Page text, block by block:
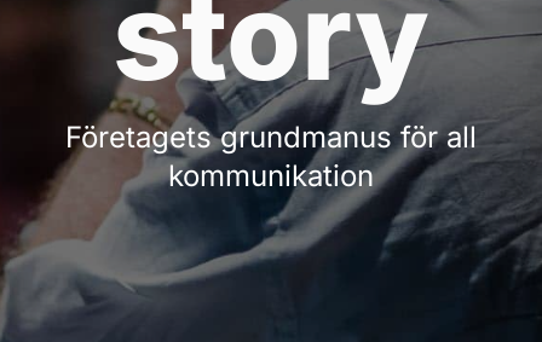
story
Företagets grundmanus för all
kommunikation